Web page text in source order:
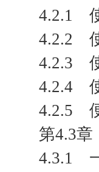
4.2.1
4.2.2
4.2.3
4.2.4
4.2.5
第4.3
4.3.1